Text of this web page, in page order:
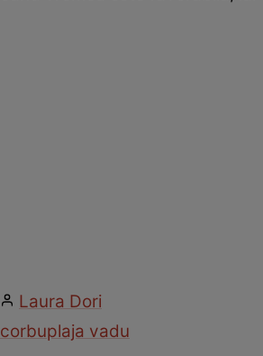
Laura Dori
corbuplaja vadu